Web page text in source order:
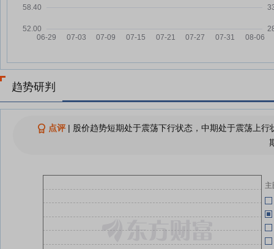
元，融资余额5.13亿元
07-21
爱博医疗旗下德美医疗黎建波：自
研突围运动医学 并购协同打开第
二增长曲线
04-23
04-23
04-23
趋势研判
点评| 股价趋势短期处于震荡下行状态，中期处于震荡上
主